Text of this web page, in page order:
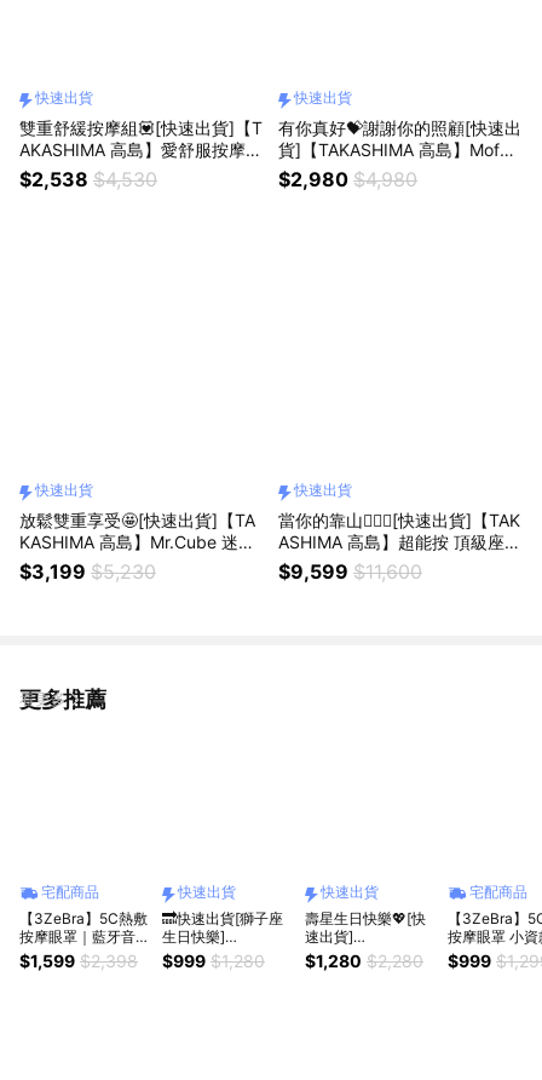
快速出貨
雙重舒緩按摩組💟[快速出貨]【T
AKASHIMA 高島】愛舒服按摩枕
+暖眠眠按摩眼罩(獨家組合/寵愛
1+1/母親節禮物/獅子座禮物)
$2,538 $4,530
快速出貨
有你真好💝謝謝你的照顧[快速出
貨]【TAKASHIMA 高島】Mofu
摩呼 肩頸按摩器M-6185(生日禮
物/交換禮物/母親節禮物/父親節
$2,980 $4,980
快速出貨
放鬆雙重享受🤩[快速出貨]【TA
KASHIMA 高島】Mr.Cube 迷你
按摩槍M-1523+愛舒服抱抱枕
按摩枕M-6520(運動放鬆/舒緩/
$3,199 $5,230
快速出貨
當你的靠山👩‍❤️‍👨[快速出貨]【TAK
ASHIMA 高島】超能按 頂級座墊
按摩椅墊 M-6631(父親節禮物/
母親節禮物/孝親禮/喬遷禮物/入
$9,599 $11,600
更多推薦
看更多
宅配商品
【3ZeBra】5C熱敷
按摩眼罩｜藍牙音樂
款+收納布袋 / 生日
禮 朋友 家人送禮推
$1,599 $2,398
快速出貨
🔜快速出貨[獅子座
生日快樂]
【Concern 康生】
睛舒適微震熱感眼部
$999 $1,280
快速出貨
壽星生日快樂💖[快
速出貨]
【TAKASHIMA 高
島】暖眠眠 按摩眼
$1,280 $2,280
宅配商品
【3ZeBra】
按摩眼罩 小資
日禮 朋友家人
推薦 情人節禮
$999